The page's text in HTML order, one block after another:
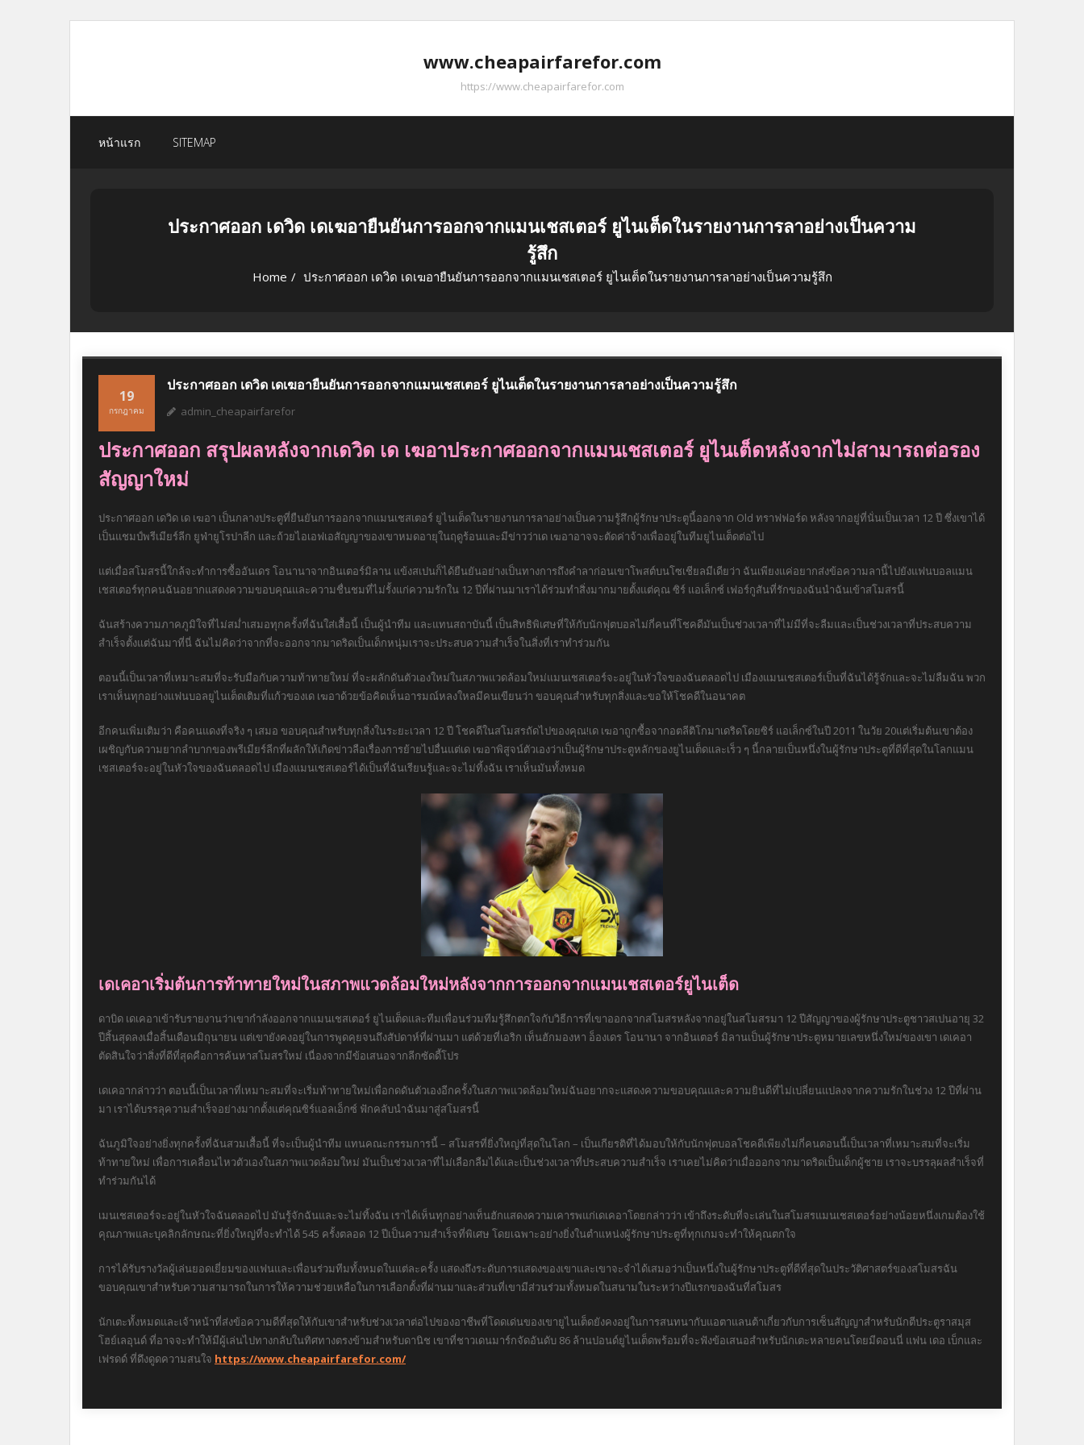
www.cheapairfarefor.com
https://www.cheapairfarefor.com
หน้าแรก SITEMAP
ประกาศออก เดวิด เดเฆอายืนยันการออกจากแมนเชสเตอร์ ยูไนเต็ดในรายงานการลาอย่างเป็นความ
รู้สึก
Home / ประกาศออก เดวิด เดเฆอายืนยันการออกจากแมนเชสเตอร์ ยูไนเต็ดในรายงานการลาอย่างเป็นความรู้สึก
ประกาศออก เดวิด เดเฆอายืนยันการออกจากแมนเชสเตอร์ ยูไนเต็ดในรายงานการลาอย่างเป็นความรู้สึก
19
กรกฎาคม admin_cheapairfarefor
ประกาศออก สรุปผลหลังจากเดวิด เด เฆอาประกาศออกจากแมนเชสเตอร์ ยูไนเต็ดหลังจากไม่สามารถต่อรอง
สัญญาใหม่
ประกาศออก เดวิด เด เฆอา เป็นกลางประตูที่ยืนยันการออกจากแมนเชสเตอร์ ยูไนเต็ดในรายงานการลาอย่างเป็นความรู้สึกผู้รักษาประตูนี้ออกจาก Old ทราฟฟอร์ด หลังจากอยู่ที่นั่นเป็นเวลา 12 ปี ซึ่งเขาได้
เป็นแชมป์พรีเมียร์ลีก ยูฟ่ายูโรปาลีก และถ้วยไอเอฟเอสัญญาของเขาหมดอายุในฤดูร้อนและมีข่าวว่าเด เฆอาอาจจะตัดค่าจ้างเพื่ออยู่ในทีมยูไนเต็ดต่อไป
แต่เมื่อสโมสรนี้ใกล้จะทำการซื้ออันเดร โอนานาจากอินเตอร์มิลาน แข้งสเปนก็ได้ยืนยันอย่างเป็นทางการถึงคำลาก่อนเขาโพสต์บนโซเชียลมีเดียว่า ฉันเพียงแค่อยากส่งข้อความลานี้ไปยังแฟนบอลแมน
เชสเตอร์ทุกคนฉันอยากแสดงความขอบคุณและความชื่นชมที่ไม่รั้งแก่ความรักใน 12 ปีที่ผ่านมาเราได้ร่วมทำสิ่งมากมายตั้งแต่คุณ ซิร์ แอเล็กซ์ เฟอร์กูสันที่รักของฉันนำฉันเข้าสโมสรนี้
ฉันสร้างความภาคภูมิใจที่ไม่สม่ำเสมอทุกครั้งที่ฉันใส่เสื้อนี้ เป็นผู้นำทีม และแทนสถาบันนี้ เป็นสิทธิพิเศษที่ให้กับนักฟุตบอลไม่กี่คนที่โชคดีมันเป็นช่วงเวลาที่ไม่มีที่จะลืมและเป็นช่วงเวลาที่ประสบความ
สำเร็จตั้งแต่ฉันมาที่นี่ ฉันไม่คิดว่าจากที่จะออกจากมาดริดเป็นเด็กหนุ่มเราจะประสบความสำเร็จในสิ่งที่เราทำร่วมกัน
ตอนนี้เป็นเวลาที่เหมาะสมที่จะรับมือกับความท้าทายใหม่ ที่จะผลักดันตัวเองใหม่ในสภาพแวดล้อมใหม่แมนเชสเตอร์จะอยู่ในหัวใจของฉันตลอดไป เมืองแมนเชสเตอร์เป็นที่ฉันได้รู้จักและจะไม่ลืมฉัน พวก
เราเห็นทุกอย่างแฟนบอลยูไนเต็ดเติมที่แก้วของเด เฆอาด้วยข้อคิดเห็นอารมณ์หลงใหลมีคนเขียนว่า ขอบคุณสำหรับทุกสิ่งและขอให้โชคดีในอนาคต
อีกคนเพิ่มเติมว่า คือคนแดงที่จริง ๆ เสมอ ขอบคุณสำหรับทุกสิ่งในระยะเวลา 12 ปี โชคดีในสโมสรถัดไปของคุณ!เด เฆอาถูกซื้อจากอตลีติโกมาเดริดโดยซิร์ แอเล็กซ์ในปี 2011 ในวัย 20แต่เริ่มต้นเขาต้อง
เผชิญกับความยากลำบากของพรีเมียร์ลีกที่ผลักให้เกิดข่าวลือเรื่องการย้ายไปอื่นแต่เด เฆอาพิสูจน์ตัวเองว่าเป็นผู้รักษาประตูหลักของยูไนเต็ดและเร็ว ๆ นี้กลายเป็นหนึ่งในผู้รักษาประตูที่ดีที่สุดในโลกแมน
เชสเตอร์จะอยู่ในหัวใจของฉันตลอดไป เมืองแมนเชสเตอร์ได้เป็นที่ฉันเรียนรู้และจะไม่ทิ้งฉัน เราเห็นมันทั้งหมด
เดเคอาเริ่มต้นการท้าทายใหม่ในสภาพแวดล้อมใหม่หลังจากการออกจากแมนเชสเตอร์ยูไนเต็ด
ดาบิด เดเคอาเข้ารับรายงานว่าเขากำลังออกจากแมนเชสเตอร์ ยูไนเต็ดและทีมเพื่อนร่วมทีมรู้สึกตกใจกับวิธีการที่เขาออกจากสโมสรหลังจากอยู่ในสโมสรมา 12 ปีสัญญาของผู้รักษาประตูชาวสเปนอายุ 32
ปีสิ้นสุดลงเมื่อสิ้นเดือนมิถุนายน แต่เขายังคงอยู่ในการพูดคุยจนถึงสัปดาห์ที่ผ่านมา แต่ด้วยที่เอริก เท็นฮักมองหา อ็องเดร โอนานา จากอินเตอร์ มิลานเป็นผู้รักษาประตูหมายเลขหนึ่งใหม่ของเขา เดเคอา
ตัดสินใจว่าสิ่งที่ดีที่สุดคือการค้นหาสโมสรใหม่ เนื่องจากมีข้อเสนอจากลีกซัดดี้โปร
เดเคอากล่าวว่า ตอนนี้เป็นเวลาที่เหมาะสมที่จะเริ่มท้าทายใหม่เพื่อกดดันตัวเองอีกครั้งในสภาพแวดล้อมใหม่ฉันอยากจะแสดงความขอบคุณและความยินดีที่ไม่เปลี่ยนแปลงจากความรักในช่วง 12 ปีที่ผ่าน
มา เราได้บรรลุความสำเร็จอย่างมากตั้งแต่คุณซิร์แอลเอ็กซ์ ฟักคลับนำฉันมาสู่สโมสรนี้
ฉันภูมิใจอย่างยิ่งทุกครั้งที่ฉันสวมเสื้อนี้ ที่จะเป็นผู้นำทีม แทนคณะกรรมการนี้ – สโมสรที่ยิ่งใหญ่ที่สุดในโลก – เป็นเกียรติที่ได้มอบให้กับนักฟุตบอลโชคดีเพียงไม่กี่คนตอนนี้เป็นเวลาที่เหมาะสมที่จะเริ่ม
ท้าทายใหม่ เพื่อการเคลื่อนไหวตัวเองในสภาพแวดล้อมใหม่ มันเป็นช่วงเวลาที่ไม่เลือกลืมได้และเป็นช่วงเวลาที่ประสบความสำเร็จ เราเคยไม่คิดว่าเมื่อออกจากมาดริดเป็นเด็กผู้ชาย เราจะบรรลุผลสำเร็จที่
ทำร่วมกันได้
เมนเชสเตอร์จะอยู่ในหัวใจฉันตลอดไป มันรู้จักฉันและจะไม่ทิ้งฉัน เราได้เห็นทุกอย่างเท็นฮักแสดงความเคารพแก่เดเคอาโดยกล่าวว่า เข้าถึงระดับที่จะเล่นในสโมสรแมนเชสเตอร์อย่างน้อยหนึ่งเกมต้องใช้
คุณภาพและบุคลิกลักษณะที่ยิ่งใหญ่ที่จะทำได้ 545 ครั้งตลอด 12 ปีเป็นความสำเร็จที่พิเศษ โดยเฉพาะอย่างยิ่งในตำแหน่งผู้รักษาประตูที่ทุกเกมจะทำให้คุณตกใจ
การได้รับรางวัลผู้เล่นยอดเยี่ยมของแฟนและเพื่อนร่วมทีมทั้งหมดในแต่ละครั้ง แสดงถึงระดับการแสดงของเขาและเขาจะจำได้เสมอว่าเป็นหนึ่งในผู้รักษาประตูที่ดีที่สุดในประวัติศาสตร์ของสโมสรฉัน
ขอบคุณเขาสำหรับความสามารถในการให้ความช่วยเหลือในการเลือกตั้งที่ผ่านมาและส่วนที่เขามีส่วนร่วมทั้งหมดในสนามในระหว่างปีแรกของฉันที่สโมสร
นักเตะทั้งหมดและเจ้าหน้าที่ส่งข้อความดีที่สุดให้กับเขาสำหรับช่วงเวลาต่อไปของอาชีพที่โดดเด่นของเขายูไนเต็ดยังคงอยู่ในการสนทนากับแอตาแลนต้าเกี่ยวกับการเซ็นสัญญาสำหรับนักตีประตูราสมุส
โฮย์เลอุนด์ ที่อาจจะทำให้มีผู้เล่นไปทางกลับในทิศทางตรงข้ามสำหรับดานิช เขาที่ชาวเดนมาร์กจัดอันดับ 86 ล้านปอนด์ยูไนเต็ดพร้อมที่จะฟังข้อเสนอสำหรับนักเตะหลายคนโดยมีดอนนี่ แฟน เดอ เบ็กและ
เฟรดด์ ที่ดึงดูดความสนใจ https://www.cheapairfarefor.com/